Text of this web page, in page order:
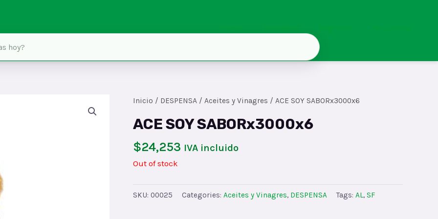
Inicio / DESPENSA / Aceites y Vinagres / ACE SOY SABORx3000x6
ACE SOY SABORx3000x6
$24,253 IVA incluido
Out of stock
SKU: 00025 Categories: Aceites y Vinagres, DESPENSA Tags: AL, SF